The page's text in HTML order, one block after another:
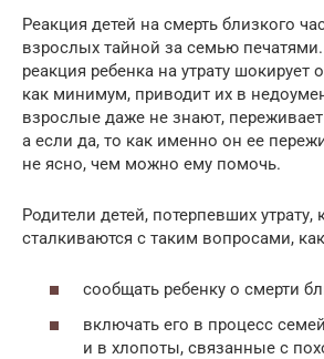
Реакция детей на смерть близкого
взрослых тайной за семью
реакция ребенка на утрату
как минимум, приводит их в
взрослые даже не знают, переживает
а если да, то как именно он ее
не ясно, чем можно ему помочь.
Родители детей, потерпевших утрату,
сталкиваются с таким вопросами,
сообщать ребенку о смерти
включать его в процесс
и в хлопоты, связанные с